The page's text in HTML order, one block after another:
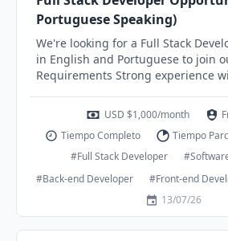
Portuguese Speaking)
We're looking for a Full Stack
in English and Portuguese to join
Requirements Strong experience
similar Backend: Node.js, Python,
Experience with REST APIs and
(PostgreSQL/MySQL) Familiarity
platforms Good communication
and Portuguese
USD $1,000/month
Tiempo Completo
Tiempo
#Full Stack Developer
#Back-end Developer
#Front-end
13/07/26